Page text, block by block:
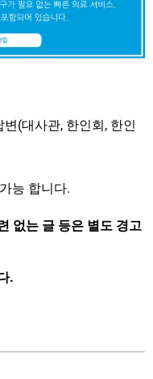
(대사관, 한인회, 한인
능 합니다.
없는 글 등은 별도 경고
.